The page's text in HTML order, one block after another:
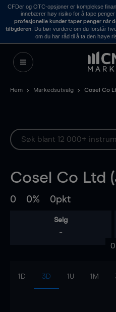
CFDer og OTC-opsjoner er komplekse
innebærer høy risiko for å tape penger
profesjonelle kunder taper penger når
tilbyderen . Du bør vurdere om du forstår
om du har råd til å ta den høye
Hem Markedsutvalg Cosel Co
Cosel Co Ltd
0 0% 0pkt
Selg
-
0
1D 3D 1U 1M